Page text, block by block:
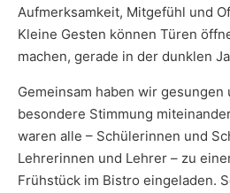
Aufmerksamkeit, Mitgefühl und
Kleine Gesten können Türen
machen, gerade in der dunklen
Gemeinsam haben wir
besondere Stimmung
waren alle – Schülerinnen und
Lehrerinnen und Lehrer – zu
Frühstück im Bistro eingeladen.